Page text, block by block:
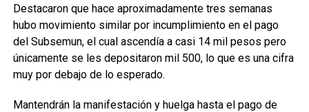
Destacaron que hace aproximadamente tres semanas
hubo movimiento similar por incumplimiento en el pago
del Subsemun, el cual ascendía a casi 14 mil pesos pero
únicamente se les depositaron mil 500, lo que es una cifra
muy por debajo de lo esperado.
Mantendrán la manifestación y huelga hasta el pago de